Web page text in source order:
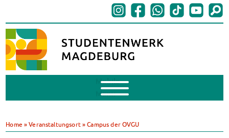
Mobile
Menu
BAföG beantragen
BAföG-FAQs
Home »Veranstaltungsort»Campus der OVGU